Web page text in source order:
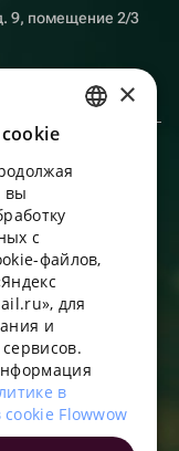
9, помещение 2/3
информационных
по размещению
товаров.
в реестр
машин и
«ФЛАУВАУ»
округ
2/3.
ENGLISH
UKRAINIAN
PORTUGUESE
FRENCH
TURKISH
×
вы
с
файлов,
для
и
в
Flowwow